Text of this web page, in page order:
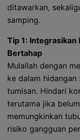
ditawarkan,
samping.
Tip 1: Integrasikan
Bertahap
Mulailah dengan
ke dalam
tumisan. Hindari
terutama jika
memungkinkan
risiko gangguan